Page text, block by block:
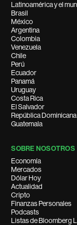
Latinoamérica y el
Brasil
México
Argentina
Colombia
Venezuela
Chile
Perú
Ecuador
Panamá
Uruguay
Costa Rica
El Salvador
República Dominicana
Guatemala
SOBRE NOSOTROS
Economía
Mercados
Dólar Hoy
Actualidad
Cripto
Finanzas Personales
Podcasts
Listas de Bloomberg